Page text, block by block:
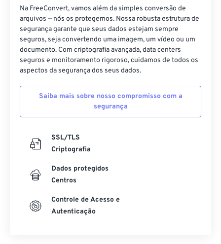
Na FreeConvert, vamos além da simples conversão de
arquivos — nós os protegemos. Nossa robusta estrutura de
segurança garante que seus dados estejam sempre
seguros, seja convertendo uma imagem, um vídeo ou um
documento. Com criptografia avançada, data centers
seguros e monitoramento rigoroso, cuidamos de todos os
aspectos da segurança dos seus dados.
Saiba mais sobre nosso compromisso com a
segurança
SSL/TLS
Criptografia
Dados protegidos
Centros
Controle de Acesso e
Autenticação